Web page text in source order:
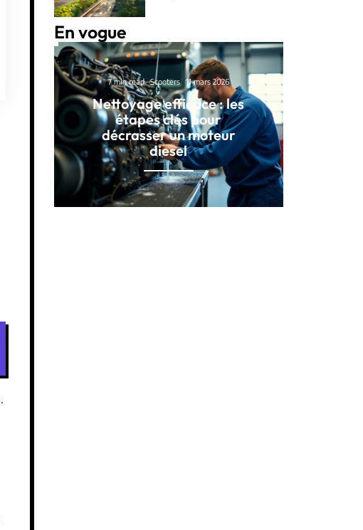
En vogue
7 min read Scooters 11 mars 2026
Nettoyage efficace : les
étapes clés pour
décrasser un moteur
diesel